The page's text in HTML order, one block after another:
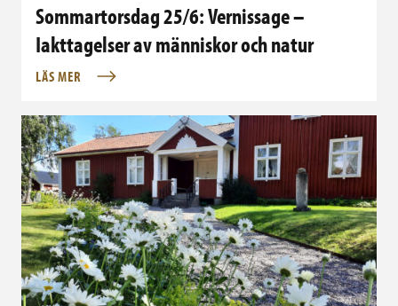
Sommartorsdag 25/6: Vernissage –
Iakttagelser av människor och natur
LÄS MER